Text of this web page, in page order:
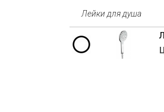
Лейки для душа